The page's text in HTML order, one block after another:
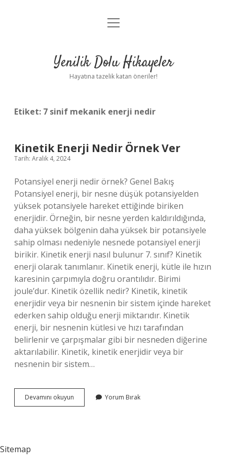
Anasayfa
Yasal Uyarı
menüyü
Yenilik Dolu Hikayeler
Hayatına tazelik katan öneriler!
Etiket: 7 sinif mekanik enerji nedir
Kinetik Enerji Nedir Örnek Ver
Tarih: Aralık 4, 2024
Potansiyel enerji nedir örnek? Genel Bakış
Potansiyel enerji, bir nesne düşük potansiyelden
yüksek potansiyele hareket ettiğinde biriken
enerjidir. Örneğin, bir nesne yerden kaldırıldığında,
daha yüksek bölgenin daha yüksek bir potansiyele
sahip olması nedeniyle nesnede potansiyel enerji
birikir. Kinetik enerji nasıl bulunur 7. sınıf? Kinetik
enerji olarak tanımlanır. Kinetik enerji, kütle ile hızın
karesinin çarpımıyla doğru orantılıdır. Birimi
joule’dur. Kinetik özellik nedir? Kinetik, kinetik
enerjidir veya bir nesnenin bir sistem içinde hareket
ederken sahip olduğu enerji miktarıdır. Kinetik
enerji, bir nesnenin kütlesi ve hızı tarafından
belirlenir ve çarpışmalar gibi bir nesneden diğerine
aktarılabilir. Kinetik, kinetik enerjidir veya bir
nesnenin bir sistem…
Devamını okuyun
Enerji
Yorum Bırak
Sitemap